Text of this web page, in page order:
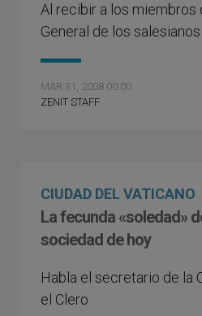
Al recibir a los miembros
General de los salesianos
MAR 31, 2008 00:00
ZENIT STAFF
CIUDAD DEL VATICANO
La fecunda «soledad»
sociedad de hoy
Habla el secretario de la
el Clero